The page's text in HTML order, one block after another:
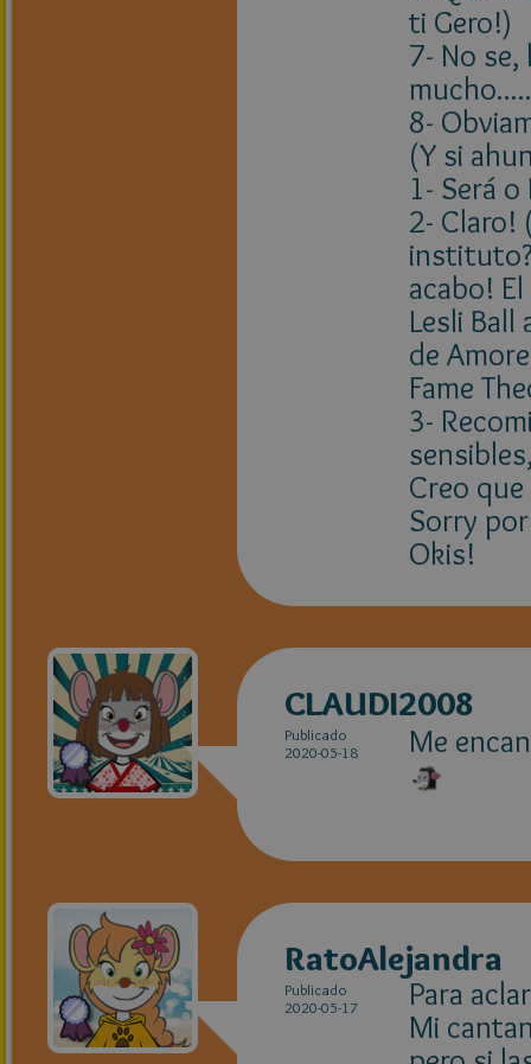
ti Gero!)
7- No
8-
(Y si
1- Será
2- Claro!
acabo!
Lesli
de
Fame
3-
Creo
Sorry
Okis!
CLAUDI2008
Publicado
2020-05-18
Me
RatoAlejandra
Publicado
2020-05-17
Para
Mi